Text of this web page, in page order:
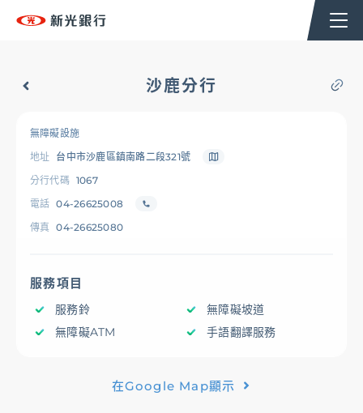
台新新光集團
OMNI-U
信用卡
貸款
存匯
沙鹿分行
無障礙設施
地址 台中市沙鹿區鎮南路二段321號
分行代碼 1067
電話 04-26625008
傳真 04-26625080
服務項目
服務鈴
無障礙坡道
無障礙ATM
手語翻譯服務
在Google Map顯示